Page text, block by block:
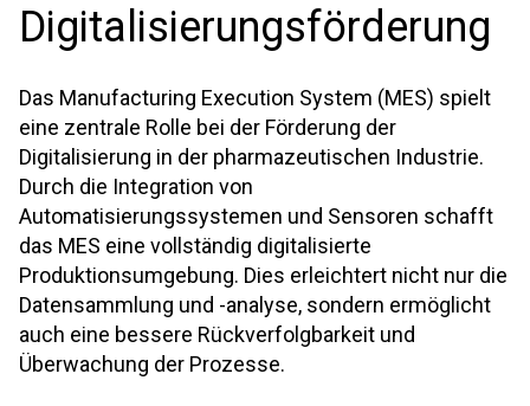
Digitalisierungsförderung
Das Manufacturing Execution System (MES) spielt
eine zentrale Rolle bei der Förderung der
Digitalisierung in der pharmazeutischen Industrie.
Durch die Integration von
Automatisierungssystemen und Sensoren schafft
das MES eine vollständig digitalisierte
Produktionsumgebung. Dies erleichtert nicht nur die
Datensammlung und -analyse, sondern ermöglicht
auch eine bessere Rückverfolgbarkeit und
Überwachung der Prozesse.